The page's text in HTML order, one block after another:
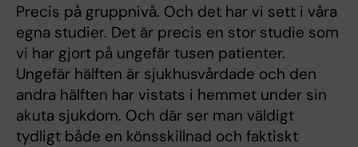
Precis på gruppnivå. Och det har vi sett i våra
egna studier. Det är precis en stor studie som
vi har gjort på ungefär tusen patienter.
Ungefär hälften är sjukhusvårdade och den
andra hälften har vistats i hemmet under sin
akuta sjukdom. Och där ser man väldigt
tydligt både en könsskillnad och faktiskt